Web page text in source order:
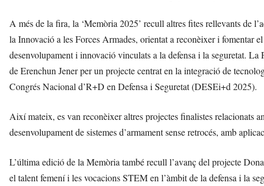
A més de la fira, la ‘Memòria 2025’ recull altres fites rellevants de
la Innovació a les Forces Armades, orientat a reconèixer i fomentar
desenvolupament i innovació vinculats a la defensa i la seguretat.
de Erenchun Jener per un projecte centrat en la integració de
Congrés Nacional d’R+D en Defensa i Seguretat (DESEi+d 2025).
Així mateix, es van reconèixer altres projectes finalistes relacionats
desenvolupament de sistemes d’armament sense retrocés, amb
L’última edició de la Memòria també recull l’avanç del projecte
el talent femení i les vocacions STEM en l’àmbit de la defensa i la